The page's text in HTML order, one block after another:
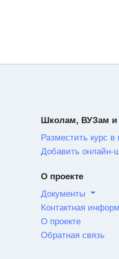
Школам, ВУЗам и
Разместить курс в
Добавить онлайн-
О проекте
Документы
Контактная
О проекте
Обратная связь